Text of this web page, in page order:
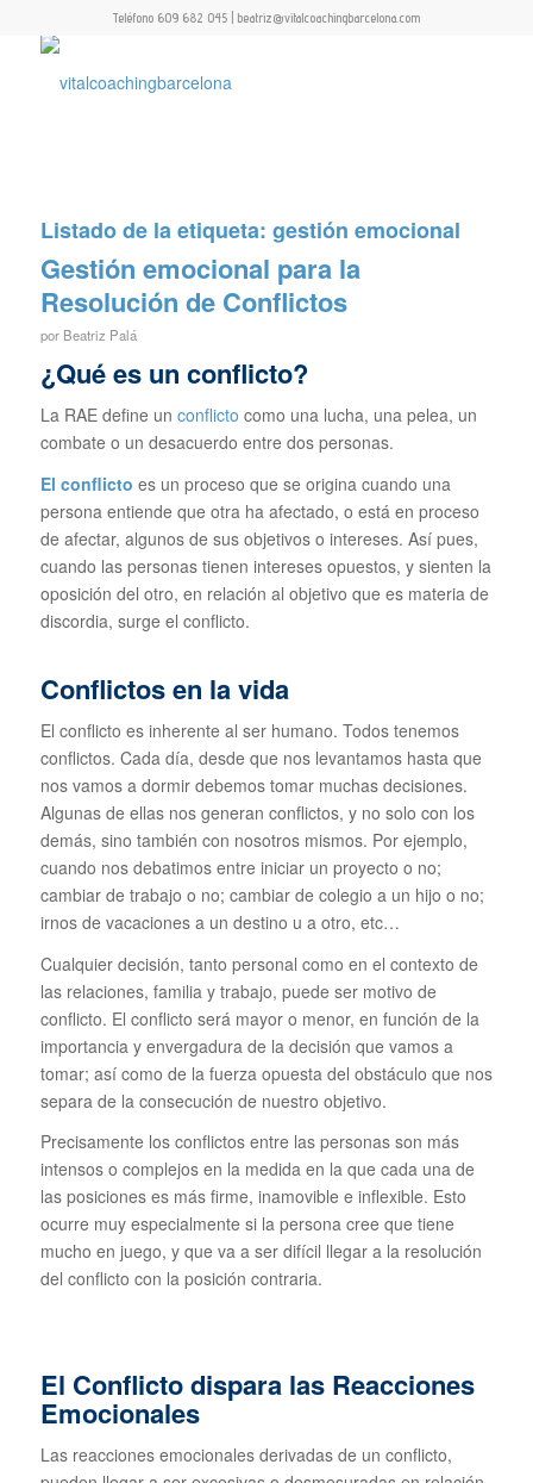
Teléfono 609 682 045 | beatriz@vitalcoachingbarcelona.com
Listado de la etiqueta: gestión emocional
Gestión emocional para la
Resolución de Conflictos
por Beatriz Palá
¿Qué es un conflicto?
La RAE define un conflicto como una lucha, una pelea, un
combate o un desacuerdo entre dos personas.
El conflicto es un proceso que se origina cuando una
persona entiende que otra ha afectado, o está en proceso
de afectar, algunos de sus objetivos o intereses. Así pues,
cuando las personas tienen intereses opuestos, y sienten la
oposición del otro, en relación al objetivo que es materia de
discordia, surge el conflicto.
Conflictos en la vida
El conflicto es inherente al ser humano. Todos tenemos
conflictos. Cada día, desde que nos levantamos hasta que
nos vamos a dormir debemos tomar muchas decisiones.
Algunas de ellas nos generan conflictos, y no solo con los
demás, sino también con nosotros mismos. Por ejemplo,
cuando nos debatimos entre iniciar un proyecto o no;
cambiar de trabajo o no; cambiar de colegio a un hijo o no;
irnos de vacaciones a un destino u a otro, etc…
Cualquier decisión, tanto personal como en el contexto de
las relaciones, familia y trabajo, puede ser motivo de
conflicto. El conflicto será mayor o menor, en función de la
importancia y envergadura de la decisión que vamos a
tomar; así como de la fuerza opuesta del obstáculo que nos
separa de la consecución de nuestro objetivo.
Precisamente los conflictos entre las personas son más
intensos o complejos en la medida en la que cada una de
las posiciones es más firme, inamovible e inflexible. Esto
ocurre muy especialmente si la persona cree que tiene
mucho en juego, y que va a ser difícil llegar a la resolución
del conflicto con la posición contraria.
El Conflicto dispara las Reacciones
Emocionales
Las reacciones emocionales derivadas de un conflicto,